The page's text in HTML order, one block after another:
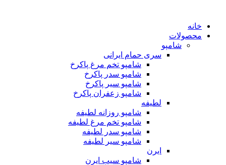
خانه
محصولات
شامپو
سری حمام ایرانی
شامپو تخم مرغ پاکرخ
شامپو سدر پاکرخ
شامپو سیر پاکرخ
شامپو زعفران پاکرخ
لطیفه
شامپو روزانه لطیفه
شامپو تخم مرغ لطیفه
شامپو سدر لطیفه
شامپو سیر لطیفه
ایرن
شامپو سیب ایرن